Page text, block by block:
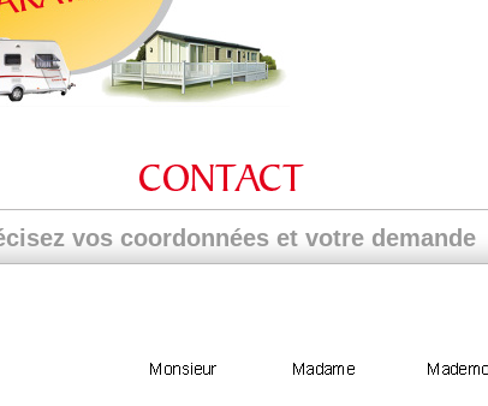
vos coordonnées et votre demande